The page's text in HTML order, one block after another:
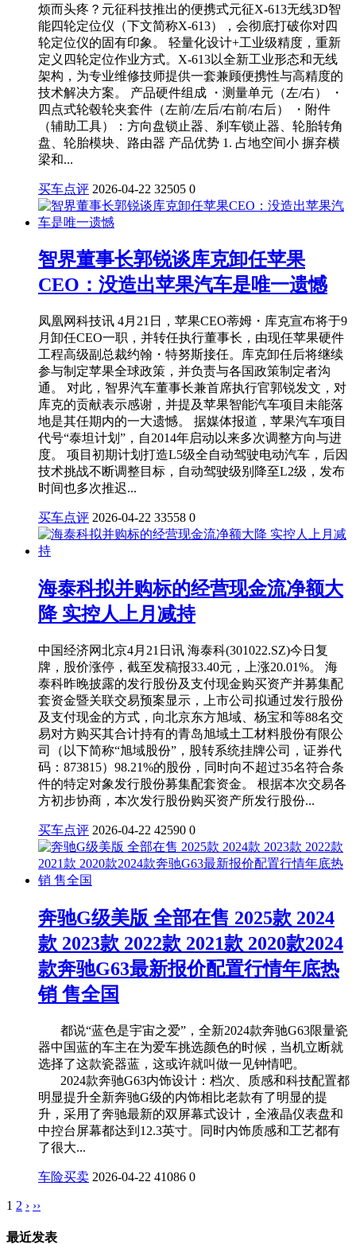
烦而头疼？元征科技推出的便携式元征X-613无线3D智
能四轮定位仪（下文简称X-613），会彻底打破你对四
轮定位仪的固有印象。 轻量化设计+工业级精度，重新
定义四轮定位作业方式。X-613以全新工业形态和无线
架构，为专业维修技师提供一套兼顾便携性与高精度的
技术解决方案。 产品硬件组成 ・测量单元（左/右） ・
四点式轮毂轮夹套件（左前/左后/右前/右后） ・附件
（辅助工具）：方向盘锁止器、刹车锁止器、轮胎转角
盘、轮胎模块、路由器 产品优势 1. 占地空间小 摒弃横
梁和...
买车点评 2026-04-22 32505 0
智界董事长郭锐谈库克卸任苹果
CEO：没造出苹果汽车是唯一遗憾
凤凰网科技讯 4月21日，苹果CEO蒂姆・库克宣布将于9
月卸任CEO一职，并转任执行董事长，由现任苹果硬件
工程高级副总裁约翰・特努斯接任。库克卸任后将继续
参与制定苹果全球政策，并负责与各国政策制定者沟
通。 对此，智界汽车董事长兼首席执行官郭锐发文，对
库克的贡献表示感谢，并提及苹果智能汽车项目未能落
地是其任期内的一大遗憾。 据媒体报道，苹果汽车项目
代号“泰坦计划”，自2014年启动以来多次调整方向与进
度。 项目初期计划打造L5级全自动驾驶电动汽车，后因
技术挑战不断调整目标，自动驾驶级别降至L2级，发布
时间也多次推迟...
买车点评 2026-04-22 33558 0
海泰科拟并购标的经营现金流净额大
降 实控人上月减持
中国经济网北京4月21日讯 海泰科(301022.SZ)今日复
牌，股价涨停，截至发稿报33.40元，上涨20.01%。 海
泰科昨晚披露的发行股份及支付现金购买资产并募集配
套资金暨关联交易预案显示，上市公司拟通过发行股份
及支付现金的方式，向北京东方旭域、杨宝和等88名交
易对方购买其合计持有的青岛旭域土工材料股份有限公
司（以下简称“旭域股份”，股转系统挂牌公司，证券代
码：873815）98.21%的股份，同时向不超过35名符合条
件的特定对象发行股份募集配套资金。 根据本次交易各
方初步协商，本次发行股份购买资产所发行股份...
买车点评 2026-04-22 42590 0
奔驰G级美版 全部在售 2025款 2024
款 2023款 2022款 2021款 2020款2024
款奔驰G63最新报价配置行情年底热
销 售全国
都说“蓝色是宇宙之爱”，全新2024款奔驰G63限量瓷
器中国蓝的车主在为爱车挑选颜色的时候，当机立断就
选择了这款瓷器蓝，这或许就叫做一见钟情吧。
2024款奔驰G63内饰设计：档次、质感和科技配置都
明显提升全新奔驰G级的内饰相比老款有了明显的提
升，采用了奔驰最新的双屏幕式设计，全液晶仪表盘和
中控台屏幕都达到12.3英寸。同时内饰质感和工艺都有
了很大...
车险买卖 2026-04-22 41086 0
1 2 › ››
最近发表